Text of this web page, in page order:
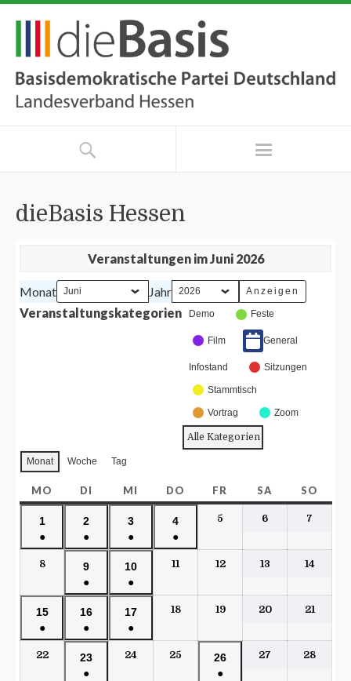
dieBasis Hessen
Veranstaltungen im Juni 2026
Monat
Jahr
Veranstaltungskategorien
Demo Feste
Film General
Infostand Sitzungen
Stammtisch
Vortrag Zoom
Alle Kategorien
Monat Woche Tag
MO DI MI DO FR SA SO
1
●
2
●
3
●
4
●
5 6 7
8
9
●
10
●
11 12 13 14
15
●
16
●
17
●
18 19 20 21
22
23
●
24 25
26
●
27 28